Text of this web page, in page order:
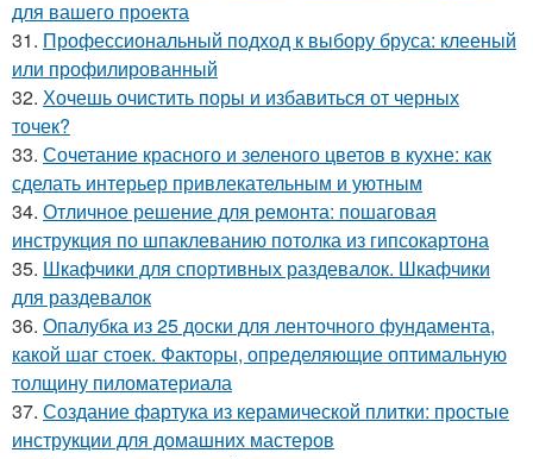
для вашего проекта
31. Профессиональный подход к выбору бруса: клееный
или профилированный
32. Хочешь очистить поры и избавиться от черных
точек?
33. Сочетание красного и зеленого цветов в кухне: как
сделать интерьер привлекательным и уютным
34. Отличное решение для ремонта: пошаговая
инструкция по шпаклеванию потолка из гипсокартона
35. Шкафчики для спортивных раздевалок. Шкафчики
для раздевалок
36. Опалубка из 25 доски для ленточного фундамента,
какой шаг стоек. Факторы, определяющие оптимальную
толщину пиломатериала
37. Создание фартука из керамической плитки: простые
инструкции для домашних мастеров